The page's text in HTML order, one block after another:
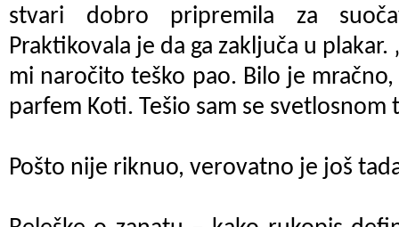
stvari dobro pripremila za
Praktikovala je da ga zaključa u
mi naročito teško pao. Bilo je
parfem Koti. Tešio sam se svetlosnom
Pošto nije riknuo, verovatno je još